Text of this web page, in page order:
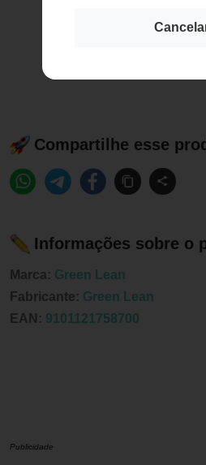
Compartilhe esse
Informações sobre o
Marca: Green Lean
Fabricante: Green Lean
EAN: 9101121758700
Publicidade